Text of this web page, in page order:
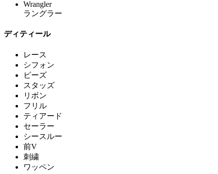
Wrangler
ラングラー
ディティール
レース
シフォン
ビーズ
スタッズ
リボン
フリル
ティアード
セーラー
シースルー
前V
刺繍
ワッペン